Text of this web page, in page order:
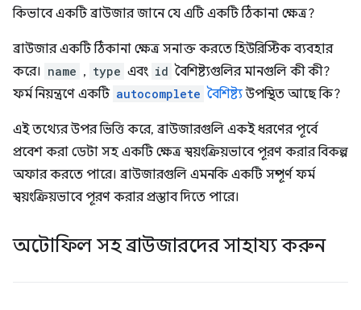
কিভাবে একটি ব্রাউজার জানে যে এটি একটি ঠিকানা ক্ষেত্র?
ব্রাউজার একটি ঠিকানা ক্ষেত্র সনাক্ত করতে হিউরিস্টিক ব্যবহার
করে। name , type এবং id বৈশিষ্ট্যগুলির মানগুলি কী কী?
ফর্ম নিয়ন্ত্রণে একটি autocomplete বৈশিষ্ট্যউপস্থিত আছে কি?
এই তথ্যের উপর ভিত্তি করে, ব্রাউজারগুলি একই ধরণের পূর্বে
প্রবেশ করা ডেটা সহ একটি ক্ষেত্র স্বয়ংক্রিয়ভাবে পূরণ করার বিকল্প
অফার করতে পারে। ব্রাউজারগুলি এমনকি একটি সম্পূর্ণ ফর্ম
স্বয়ংক্রিয়ভাবে পূরণ করার প্রস্তাব দিতে পারে।
অটোফিল সহ ব্রাউজারদের সাহায্য করুন